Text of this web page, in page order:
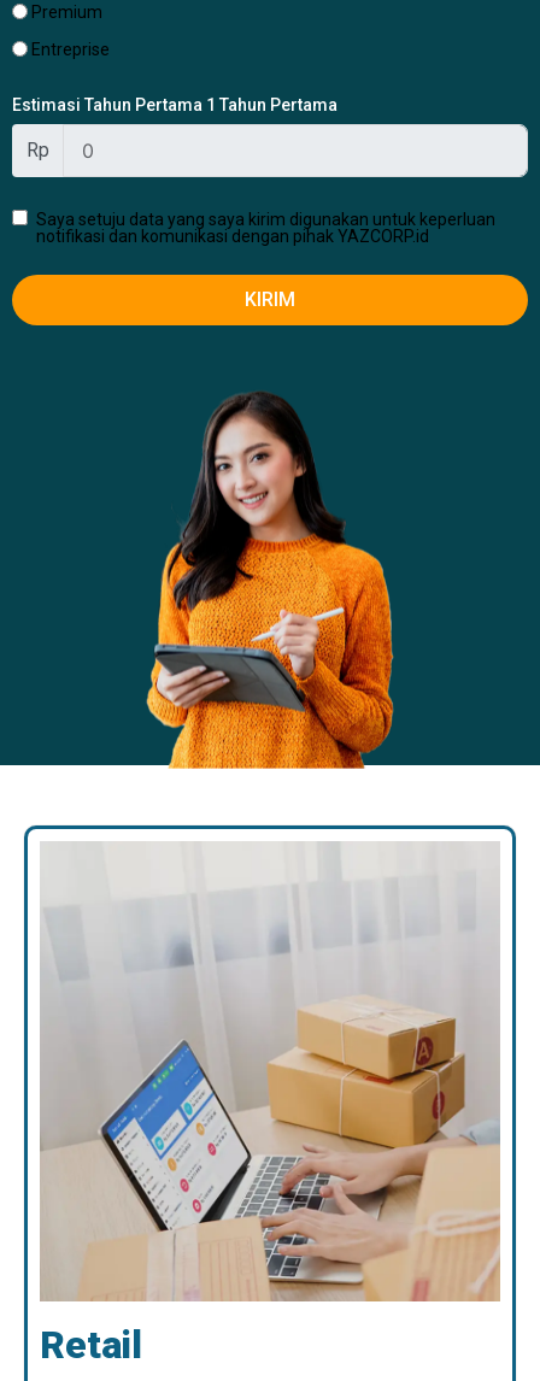
Premium
Entreprise
Estimasi Tahun Pertama 1 Tahun Pertama
Rp
Saya setuju data yang saya kirim digunakan untuk keperluan
notifikasi dan komunikasi dengan pihak YAZCORP.id
KIRIM
Retail